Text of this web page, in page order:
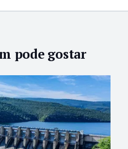
pode gostar